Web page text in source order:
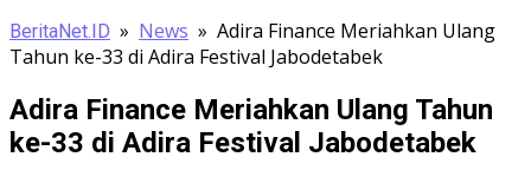
BeritaNet.ID » News » Adira Finance Meriahkan Ulang
Tahun ke-33 di Adira Festival Jabodetabek
Adira Finance Meriahkan Ulang Tahun
ke-33 di Adira Festival Jabodetabek